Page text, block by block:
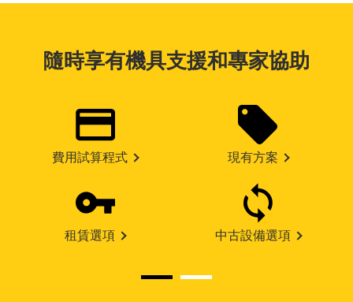
隨時享有機具支援和專家協助
費用試算程式 現有方案
租賃選項 中古設備選項